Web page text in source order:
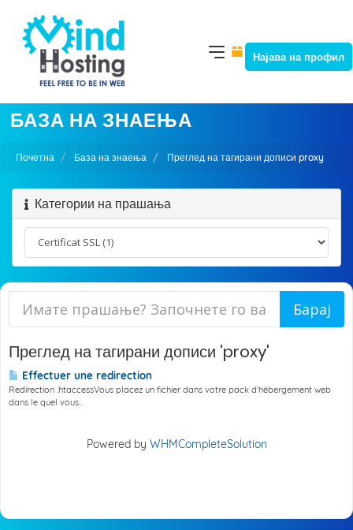
Најава на профил
БАЗА НА ЗНАЕЊА
Почетна База на знаења Преглед на тагирани дописи proxy
Категории на прашања
Преглед на тагирани дописи 'proxy'
Effectuer une redirection
Redirection .htaccessVous placez un fichier dans votre pack d'hébergement web
dans le quel vous...
Powered by WHMCompleteSolution